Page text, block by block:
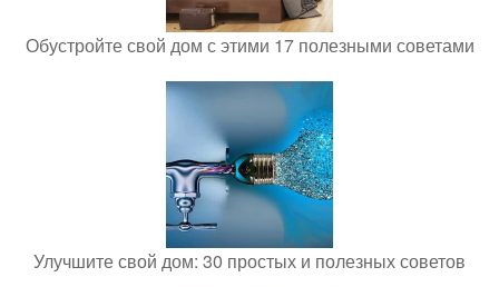
Обустройте свой дом с этими 17 полезными советами
Улучшите свой дом: 30 простых и полезных советов